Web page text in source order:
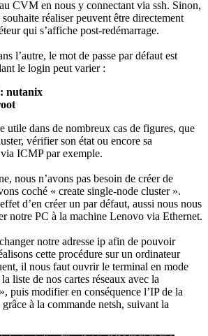
CVM en nous y connectant via ssh. Sinon,
réaliser peuvent être directement
qui s’affiche post-redémarrage.
l’autre, le mot de passe par défaut est
le login peut varier :
nutanix
utile dans de nombreux cas de figures, que
vérifier son état ou encore sa
ICMP par exemple.
nous n’avons pas besoin de créer de
coché « create single-node cluster ».
d’en créer un par défaut, aussi nous nous
notre PC à la machine Lenovo via Ethernet.
notre adresse ip afin de pouvoir
cette procédure sur un ordinateur
il nous faut ouvrir le terminal en mode
liste de nos cartes réseaux avec la
puis modifier en conséquence l’IP de la
à la commande netsh, suivant la